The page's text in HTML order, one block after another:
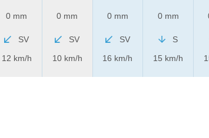
0 mm
SV
12 km/h
0 mm
SV
10 km/h
0 mm
SV
16 km/h
0 mm
S
15 km/h